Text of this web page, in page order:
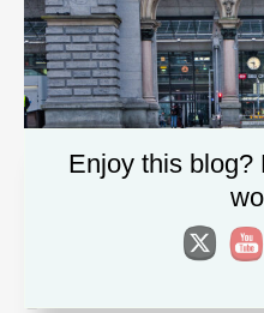
Copyright Oliver Krautscheid
Enjoy this blog?